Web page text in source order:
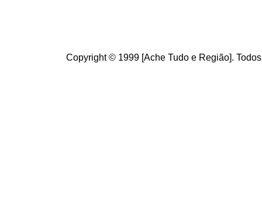
Copyright © 1999 [Ache Tudo e Região].